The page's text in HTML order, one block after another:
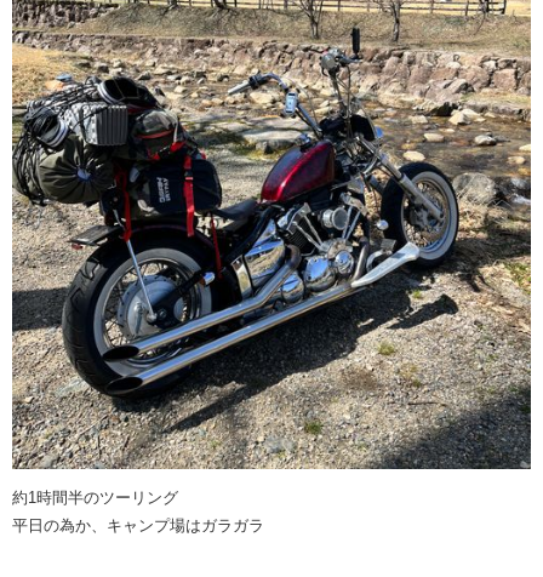
約1時間半のツーリング
平日の為か、キャンプ場はガラガラ